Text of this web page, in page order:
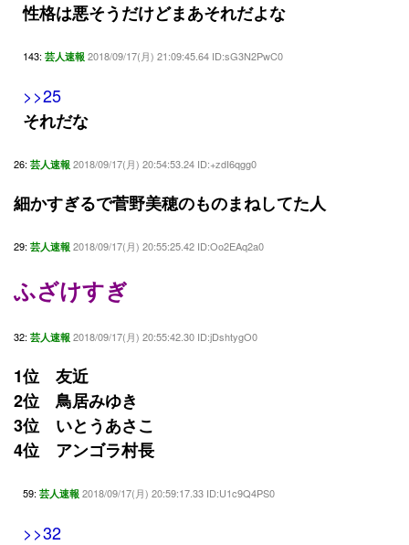
性格は悪そうだけどまあそれだよな
143: 芸人速報 2018/09/17(月) 21:09:45.64 ID:sG3N2PwC0
>>25
それだな
26: 芸人速報 2018/09/17(月) 20:54:53.24 ID:+zdI6qgg0
細かすぎるで菅野美穂のものまねしてた人
29: 芸人速報 2018/09/17(月) 20:55:25.42 ID:Oo2EAq2a0
ふざけすぎ
32: 芸人速報 2018/09/17(月) 20:55:42.30 ID:jDshtygO0
1位 友近
2位 鳥居みゆき
3位 いとうあさこ
4位 アンゴラ村長
59: 芸人速報 2018/09/17(月) 20:59:17.33 ID:U1c9Q4PS0
>>32